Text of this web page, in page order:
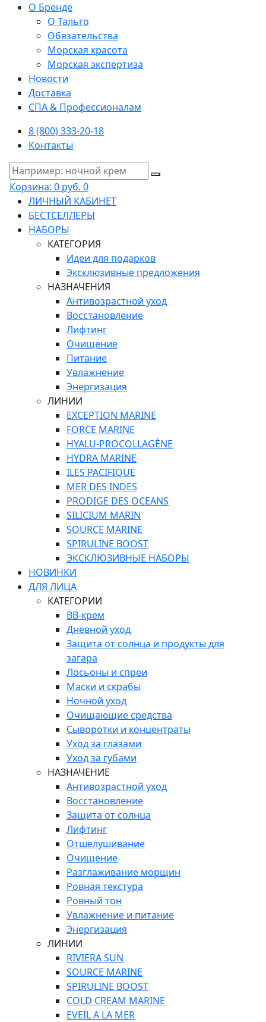
О Бренде
О Тальго
Обязательства
Морская красота
Морская экспертиза
Новости
Доставка
СПА & Профессионалам
8 (800) 333-20-18
Контакты
Корзина: 0 руб. 0
ЛИЧНЫЙ КАБИНЕТ
БЕСТСЕЛЛЕРЫ
НАБОРЫ
КАТЕГОРИЯ
Идеи для подарков
Эксклюзивные предложения
НАЗНАЧЕНИЯ
Антивозрастной уход
Восстановление
Лифтинг
Очищение
Питание
Увлажнение
Энергизация
ЛИНИИ
EXCEPTION MARINE
FORCE MARINE
HYALU-PROCOLLAGÈNE
HYDRA MARINE
ILES PACIFIQUE
MER DES INDES
PRODIGE DES OCEANS
SILICIUM MARIN
SOURCE MARINE
SPIRULINE BOOST
ЭКСКЛЮЗИВНЫЕ НАБОРЫ
НОВИНКИ
ДЛЯ ЛИЦА
КАТЕГОРИИ
ВВ-крем
Дневной уход
Защита от солнца и продукты для
загара
Лосьоны и спреи
Маски и скрабы
Ночной уход
Очищающие средства
Сыворотки и концентраты
Уход за глазами
Уход за губами
НАЗНАЧЕНИЕ
Антивозрастной уход
Восстановление
Защита от солнца
Лифтинг
Отшелушивание
Очищение
Разглаживание морщин
Ровная текстура
Ровный тон
Увлажнение и питание
Энергизация
ЛИНИИ
RIVIERA SUN
SOURCE MARINE
SPIRULINE BOOST
COLD CREAM MARINE
EVEIL A LA MER